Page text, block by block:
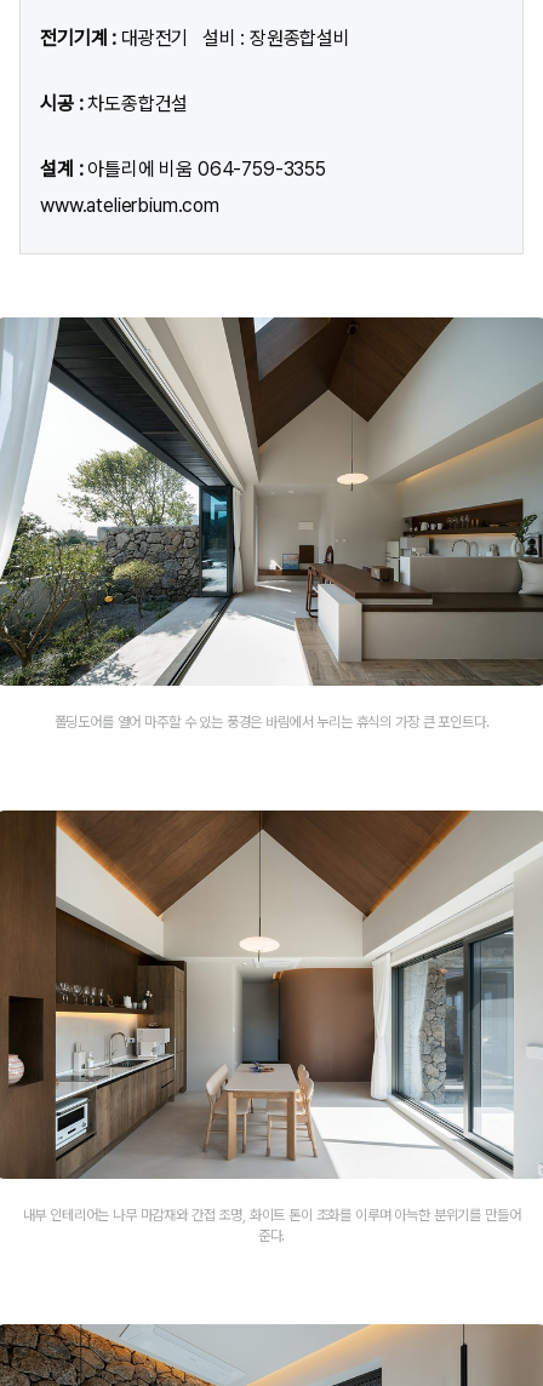
전기기계 : 대광전기 설비 : 장원종합설비
시공 :차도종합건설
설계 :아틀리에 비움 064-759-3355
www.atelierbium.com​
폴딩도어를 열어 마주할 수 있는 풍경은 바림에서 누리는 휴식의 가장 큰 포인트다.
내부 인테리어는 나무 마감재와 간접 조명, 화이트 톤이 조화를 이루며 아늑한 분위기를 만들어
준다.